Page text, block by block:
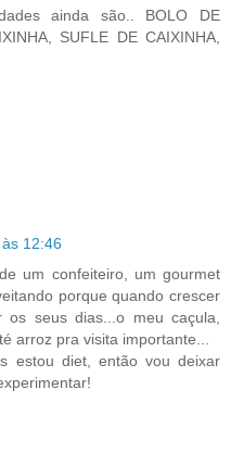
ainda são.. BOLO DE
SUFLE DE CAIXINHA,
12:46
um confeiteiro, um gourmet
porque quando crescer
seus dias...o meu caçula,
arroz pra visita importante...
estou diet, então vou deixar